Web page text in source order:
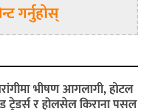
गर्नुहोस्
भीषण आगलागी, होटल
ट्रेडर्स र होलसेल किराना पसल